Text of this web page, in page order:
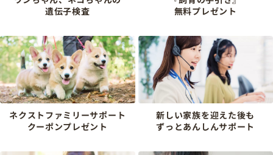
遺伝子検査
無料プレゼント
ネクストファミリーサポート
クーポンプレゼント
新しい家族を迎えた後も
ずっとあんしんサポート